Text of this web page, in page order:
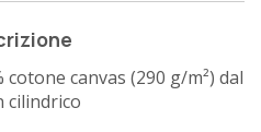
cotone canvas (290 g/m²) dal
cilindrico